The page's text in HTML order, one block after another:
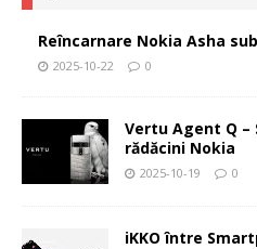
Reîncarnare Nokia Asha
2025-10-22 0
Vertu Agent Q –
rădăcini Nokia
2025-10-19 0
iKKO între